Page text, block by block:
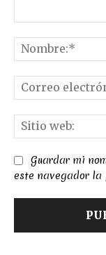
Guardar mi
este navegador la